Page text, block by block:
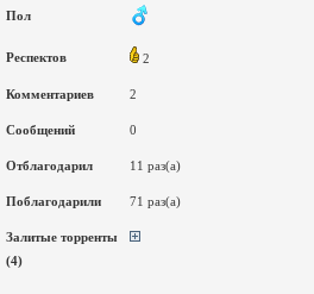
Пол
Респектов 2
Комментариев 2
Сообщений 0
Отблагодарил 11 раз(а)
Поблагодарили 71 раз(а)
Залитые торренты
(4)